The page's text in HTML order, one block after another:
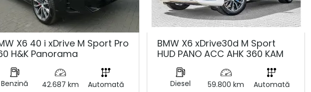
X6 40 i xDrive M Sport Pro
H&K Panorama
Benzină 42.687 km Automată
BMW X6 xDrive30d M Sport
HUD PANO ACC AHK 360 KAM
Diesel 59.800 km Automată